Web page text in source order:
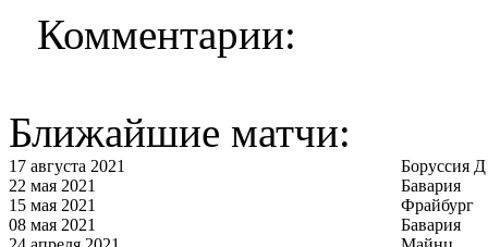
Комментарии:
Ближайшие матчи:
17 августа 2021
Боруссия Д
22 мая 2021
Бавария
15 мая 2021
Фрайбург
08 мая 2021
Бавария